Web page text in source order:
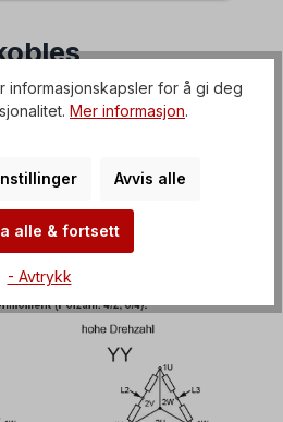
motorer til?
finnes i en rekke
for de
av Dahlander-motorer og
informasjonskapsler for å gi deg
Mer informasjon.
Avvis alle
alle & fortsett
- Avtrykk